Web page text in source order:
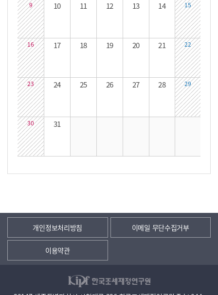
9 10 11 12 13 14 15
16 17 18 19 20 21 22
23 24 25 26 27 28 29
30 31
개인정보처리방침 이메일 무단수집거부
이용약관